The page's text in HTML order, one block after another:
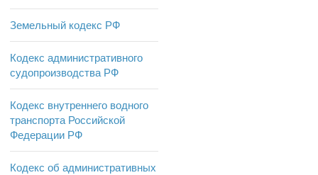
Земельный кодекс РФ
Кодекс административного
судопроизводства РФ
Кодекс внутреннего водного
транспорта Российской
Федерации РФ
Кодекс об административных